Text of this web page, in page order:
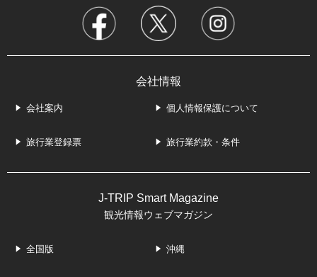
会社情報
会社案内 個人情報保護について
旅行業登録票 旅行業約款・条件
J-TRIP Smart Magazine
観光情報ウェブマガジン
全国版 沖縄